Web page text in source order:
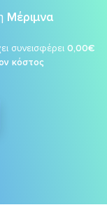
Μέριμνα
συνεισφέρει 0,00€
κόστος